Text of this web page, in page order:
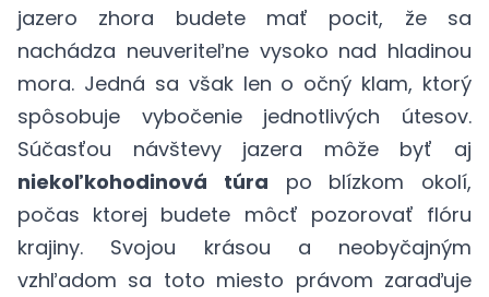
jazero zhora budete mať pocit, že sa
nachádza neuveriteľne vysoko nad hladinou
mora. Jedná sa však len o očný klam, ktorý
spôsobuje vybočenie jednotlivých útesov.
Súčasťou návštevy jazera môže byť aj
niekoľkohodinová túra po blízkom okolí,
počas ktorej budete môcť pozorovať flóru
krajiny. Svojou krásou a neobyčajným
vzhľadom sa toto miesto právom zaraďuje